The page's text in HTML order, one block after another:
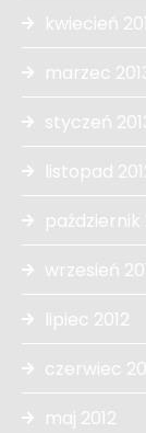
kwiecień
marzec
styczeń
listopad
październik
wrzesień
lipiec 2012
czerwiec
maj 2012